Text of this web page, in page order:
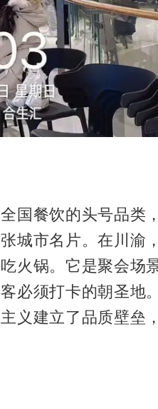
国餐饮的头号品类
城市名片。在川渝
火锅。它是聚会场
必须打卡的朝圣地
义建立了品质壁垒